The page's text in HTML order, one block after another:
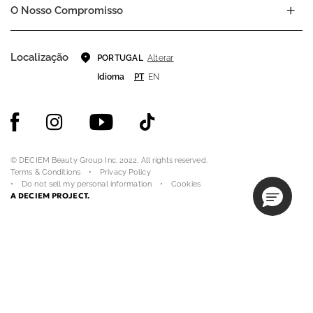
O Nosso Compromisso
Localização PORTUGAL Alterar
Idioma
PT EN
© DECIEM Beauty Group Inc. 2022. All rights reserved.
Terms & Conditions
Privacy Policy
Do not sell my personal information
Cookies
A DECIEM PROJECT.